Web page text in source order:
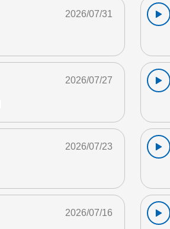
2026/07/31
2026/07/27
2026/07/23
2026/07/16